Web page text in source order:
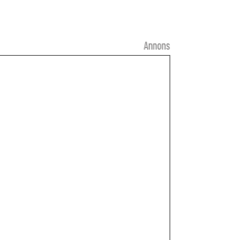
Annons